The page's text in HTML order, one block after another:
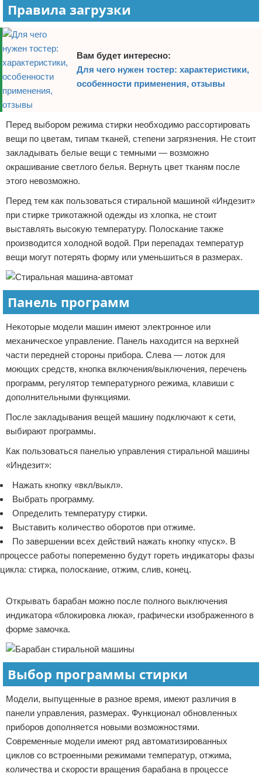
Правила загрузки
Вам будет интересно:
Для чего нужен тостер: характеристики,
особенности применения, отзывы
Перед выбором режима стирки необходимо рассортировать
вещи по цветам, типам тканей, степени загрязнения. Не стоит
закладывать белые вещи с темными — возможно
окрашивание светлого белья. Вернуть цвет тканям после
этого невозможно.
Перед тем как пользоваться стиральной машиной «Индезит»
при стирке трикотажной одежды из хлопка, не стоит
выставлять высокую температуру. Полоскание также
производится холодной водой. При перепадах температур
вещи могут потерять форму или уменьшиться в размерах.
Панель программ
Некоторые модели машин имеют электронное или
механическое управление. Панель находится на верхней
части передней стороны прибора. Слева — лоток для
моющих средств, кнопка включения/выключения, перечень
программ, регулятор температурного режима, клавиши с
дополнительными функциями.
После закладывания вещей машину подключают к сети,
выбирают программы.
Как пользоваться панелью управления стиральной машины
«Индезит»:
Нажать кнопку «вкл/выкл».
Выбрать программу.
Определить температуру стирки.
Выставить количество оборотов при отжиме.
По завершении всех действий нажать кнопку «пуск». В
процессе работы попеременно будут гореть индикаторы фазы
цикла: стирка, полоскание, отжим, слив, конец.
Открывать барабан можно после полного выключения
индикатора «блокировка люка», графически изображенного в
форме замочка.
Выбор программы стирки
Модели, выпущенные в разное время, имеют различия в
панели управления, размерах. Функционал обновленных
приборов дополняется новыми возможностями.
Современные модели имеют ряд автоматизированных
циклов со встроенными режимами температур, отжима,
количества и скорости вращения барабана в процессе